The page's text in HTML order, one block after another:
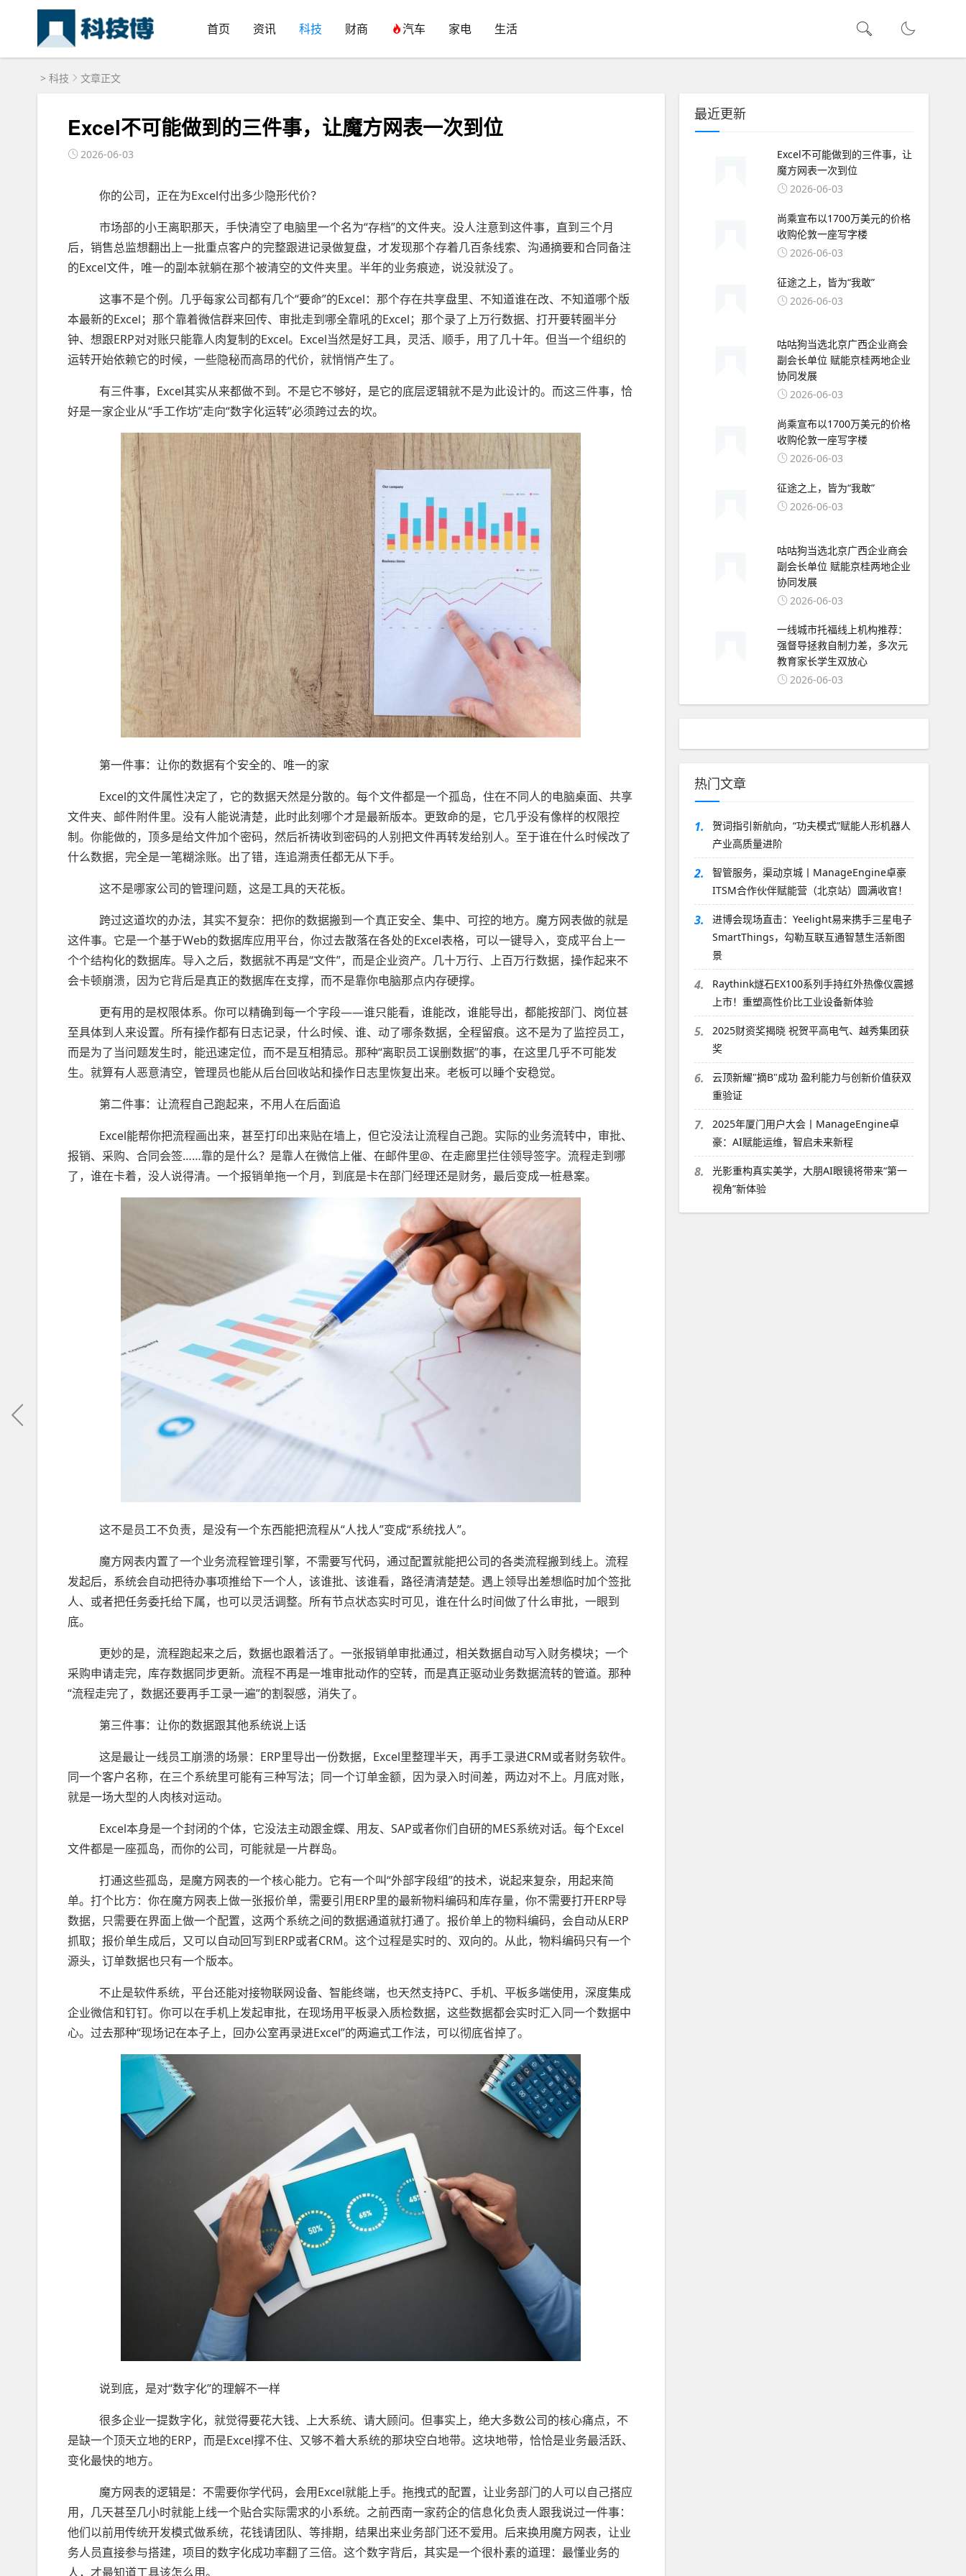
首页 资讯 科技 财商 汽车 家电 生活
> 科技 文章正文
Excel不可能做到的三件事，让魔方网表一次到位
2026-06-03
你的公司，正在为Excel付出多少隐形代价？
市场部的小王离职那天，手快清空了电脑里一个名为“存档”的文件夹。没人注意到这件事，直到三个月
后，销售总监想翻出上一批重点客户的完整跟进记录做复盘，才发现那个存着几百条线索、沟通摘要和合同备注
的Excel文件，唯一的副本就躺在那个被清空的文件夹里。半年的业务痕迹，说没就没了。
这事不是个例。几乎每家公司都有几个“要命”的Excel：那个存在共享盘里、不知道谁在改、不知道哪个版
本最新的Excel；那个靠着微信群来回传、审批走到哪全靠吼的Excel；那个录了上万行数据、打开要转圈半分
钟、想跟ERP对对账只能靠人肉复制的Excel。Excel当然是好工具，灵活、顺手，用了几十年。但当一个组织的
运转开始依赖它的时候，一些隐秘而高昂的代价，就悄悄产生了。
有三件事，Excel其实从来都做不到。不是它不够好，是它的底层逻辑就不是为此设计的。而这三件事，恰
好是一家企业从“手工作坊”走向“数字化运转”必须跨过去的坎。
第一件事：让你的数据有个安全的、唯一的家
Excel的文件属性决定了，它的数据天然是分散的。每个文件都是一个孤岛，住在不同人的电脑桌面、共享
文件夹、邮件附件里。没有人能说清楚，此时此刻哪个才是最新版本。更致命的是，它几乎没有像样的权限控
制。你能做的，顶多是给文件加个密码，然后祈祷收到密码的人别把文件再转发给别人。至于谁在什么时候改了
什么数据，完全是一笔糊涂账。出了错，连追溯责任都无从下手。
这不是哪家公司的管理问题，这是工具的天花板。
跨过这道坎的办法，其实不复杂：把你的数据搬到一个真正安全、集中、可控的地方。魔方网表做的就是
这件事。它是一个基于Web的数据库应用平台，你过去散落在各处的Excel表格，可以一键导入，变成平台上一
个个结构化的数据库。导入之后，数据就不再是“文件”，而是企业资产。几十万行、上百万行数据，操作起来不
会卡顿崩溃，因为它背后是真正的数据库在支撑，而不是靠你电脑那点内存硬撑。
更有用的是权限体系。你可以精确到每一个字段——谁只能看，谁能改，谁能导出，都能按部门、岗位甚
至具体到人来设置。所有操作都有日志记录，什么时候、谁、动了哪条数据，全程留痕。这不是为了监控员工，
而是为了当问题发生时，能迅速定位，而不是互相猜忌。那种“离职员工误删数据”的事，在这里几乎不可能发
生。就算有人恶意清空，管理员也能从后台回收站和操作日志里恢复出来。老板可以睡个安稳觉。
第二件事：让流程自己跑起来，不用人在后面追
Excel能帮你把流程画出来，甚至打印出来贴在墙上，但它没法让流程自己跑。实际的业务流转中，审批、
报销、采购、合同会签……靠的是什么？是靠人在微信上催、在邮件里@、在走廊里拦住领导签字。流程走到哪
了，谁在卡着，没人说得清。一个报销单拖一个月，到底是卡在部门经理还是财务，最后变成一桩悬案。
这不是员工不负责，是没有一个东西能把流程从“人找人”变成“系统找人”。
魔方网表内置了一个业务流程管理引擎，不需要写代码，通过配置就能把公司的各类流程搬到线上。流程
发起后，系统会自动把待办事项推给下一个人，该谁批、该谁看，路径清清楚楚。遇上领导出差想临时加个签批
人、或者把任务委托给下属，也可以灵活调整。所有节点状态实时可见，谁在什么时间做了什么审批，一眼到
底。
更妙的是，流程跑起来之后，数据也跟着活了。一张报销单审批通过，相关数据自动写入财务模块；一个
采购申请走完，库存数据同步更新。流程不再是一堆审批动作的空转，而是真正驱动业务数据流转的管道。那种
“流程走完了，数据还要再手工录一遍”的割裂感，消失了。
第三件事：让你的数据跟其他系统说上话
这是最让一线员工崩溃的场景：ERP里导出一份数据，Excel里整理半天，再手工录进CRM或者财务软件。
同一个客户名称，在三个系统里可能有三种写法；同一个订单金额，因为录入时间差，两边对不上。月底对账，
就是一场大型的人肉核对运动。
Excel本身是一个封闭的个体，它没法主动跟金蝶、用友、SAP或者你们自研的MES系统对话。每个Excel
文件都是一座孤岛，而你的公司，可能就是一片群岛。
打通这些孤岛，是魔方网表的一个核心能力。它有一个叫“外部字段组”的技术，说起来复杂，用起来简
单。打个比方：你在魔方网表上做一张报价单，需要引用ERP里的最新物料编码和库存量，你不需要打开ERP导
数据，只需要在界面上做一个配置，这两个系统之间的数据通道就打通了。报价单上的物料编码，会自动从ERP
抓取；报价单生成后，又可以自动回写到ERP或者CRM。这个过程是实时的、双向的。从此，物料编码只有一个
源头，订单数据也只有一个版本。
不止是软件系统，平台还能对接物联网设备、智能终端，也天然支持PC、手机、平板多端使用，深度集成
企业微信和钉钉。你可以在手机上发起审批，在现场用平板录入质检数据，这些数据都会实时汇入同一个数据中
心。过去那种“现场记在本子上，回办公室再录进Excel”的两遍式工作法，可以彻底省掉了。
说到底，是对“数字化”的理解不一样
很多企业一提数字化，就觉得要花大钱、上大系统、请大顾问。但事实上，绝大多数公司的核心痛点，不
是缺一个顶天立地的ERP，而是Excel撑不住、又够不着大系统的那块空白地带。这块地带，恰恰是业务最活跃、
变化最快的地方。
魔方网表的逻辑是：不需要你学代码，会用Excel就能上手。拖拽式的配置，让业务部门的人可以自己搭应
用，几天甚至几小时就能上线一个贴合实际需求的小系统。之前西南一家药企的信息化负责人跟我说过一件事：
他们以前用传统开发模式做系统，花钱请团队、等排期，结果出来业务部门还不爱用。后来换用魔方网表，让业
务人员直接参与搭建，项目的数字化成功率翻了三倍。这个数字背后，其实是一个很朴素的道理：最懂业务的
人，才最知道工具该怎么用。
最近更新
Excel不可能做到的三件事，让
魔方网表一次到位
2026-06-03
尚乘宣布以1700万美元的价格
收购伦敦一座写字楼
2026-06-03
征途之上，皆为“我敢”
2026-06-03
咕咕狗当选北京广西企业商会
副会长单位 赋能京桂两地企业
协同发展
2026-06-03
尚乘宣布以1700万美元的价格
收购伦敦一座写字楼
2026-06-03
征途之上，皆为“我敢”
2026-06-03
咕咕狗当选北京广西企业商会
副会长单位 赋能京桂两地企业
协同发展
2026-06-03
一线城市托福线上机构推荐：
强督导拯救自制力差，多次元
教育家长学生双放心
2026-06-03
热门文章
1.
贺词指引新航向，“功夫模式”赋能人形机器人
产业高质量进阶
2.
智管服务，渠动京城丨ManageEngine卓豪
ITSM合作伙伴赋能营（北京站）圆满收官！
3.
进博会现场直击：Yeelight易来携手三星电子
SmartThings，勾勒互联互通智慧生活新图
景
4.
Raythink燧石EX100系列手持红外热像仪震撼
上市！重塑高性价比工业设备新体验
5.
2025财资奖揭晓 祝贺平高电气、越秀集团获
奖
6.
云顶新耀"摘B"成功 盈利能力与创新价值获双
重验证
7.
2025年厦门用户大会丨ManageEngine卓
豪：AI赋能运维，智启未来新程
8.
光影重构真实美学，大朋AI眼镜将带来“第一
视角”新体验